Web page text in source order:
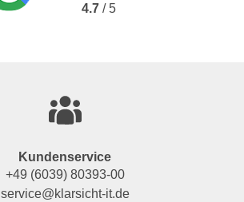
4.7 / 5
Kundenservice
+49 (6039) 80393-00
service@klarsicht-it.de